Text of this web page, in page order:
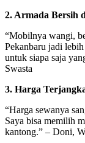
2. Armada Bersih
“Mobilnya wangi,
Pekanbaru jadi
untuk siapa saja
Swasta
3. Harga
“Harga sewanya
Saya bisa memilih
kantong.” – Doni,